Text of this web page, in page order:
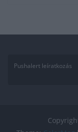
Pushalert leíratkozás